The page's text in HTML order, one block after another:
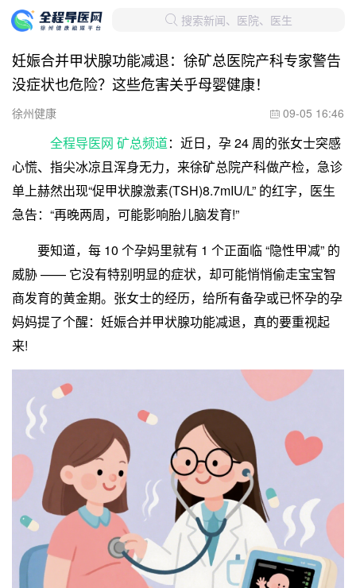
 搜索新闻、医院、医生
妊娠合并甲状腺功能减退：徐矿总医院产科专家警告
没症状也危险？这些危害关乎母婴健康！
徐州健康  09-05 16:46
全程导医网 矿总频道：近日，孕 24 周的张女士突感
心慌、指尖冰凉且浑身无力，来徐矿总院产科做产检，急诊
单上赫然出现“促甲状腺激素(TSH)8.7mIU/L” 的红字，医生
急告：“再晚两周，可能影响胎儿脑发育!”
要知道，每 10 个孕妈里就有 1 个正面临 “隐性甲减” 的
威胁 —— 它没有特别明显的症状，却可能悄悄偷走宝宝智
商发育的黄金期。张女士的经历，给所有备孕或已怀孕的孕
妈妈提了个醒：妊娠合并甲状腺功能减退，真的要重视起
来!